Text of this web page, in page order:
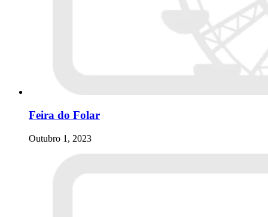
Feira do Folar
Outubro 1, 2023